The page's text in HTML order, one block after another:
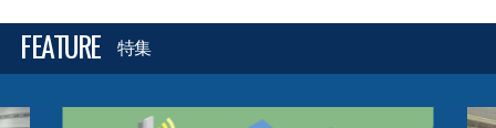
FEATURE 特集